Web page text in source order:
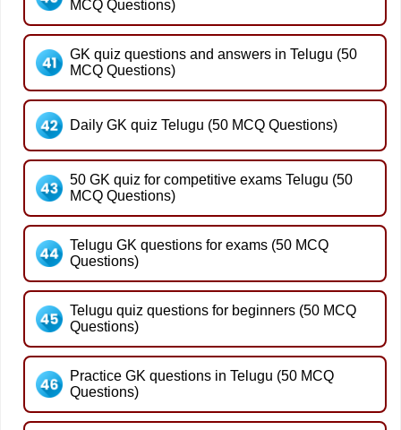
MCQ Questions)
GK quiz questions and answers in Telugu (50
MCQ Questions)
Daily GK quiz Telugu (50 MCQ Questions)
50 GK quiz for competitive exams Telugu (50
MCQ Questions)
Telugu GK questions for exams (50 MCQ
Questions)
Telugu quiz questions for beginners (50 MCQ
Questions)
Practice GK questions in Telugu (50 MCQ
Questions)